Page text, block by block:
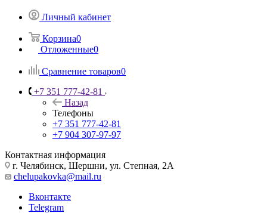
Личный кабинет
Корзина0
Отложенные0
Сравнение товаров0
+7 351 777-42-81
Назад
Телефоны
+7 351 777-42-81
+7 904 307-97-97
Контактная информация
г. Челябинск, Шершни, ул. Степная, 2А
chelupakovka@mail.ru
Вконтакте
Telegram